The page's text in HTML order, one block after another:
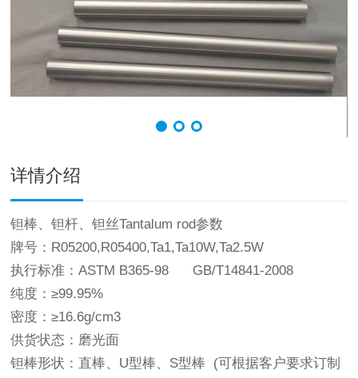
详情介绍
钽棒、钽杆、钽丝Tantalum rod参数
牌号：R05200,R05400,Ta1,Ta10W,Ta2.5W
执行标准：ASTM B365-98 GB/T14841-2008
纯度：≥99.95%
密度：≥16.6g/cm3
供货状态：磨光面
钽棒形状：直棒、U型棒、S型棒 (可根据客户要求订制